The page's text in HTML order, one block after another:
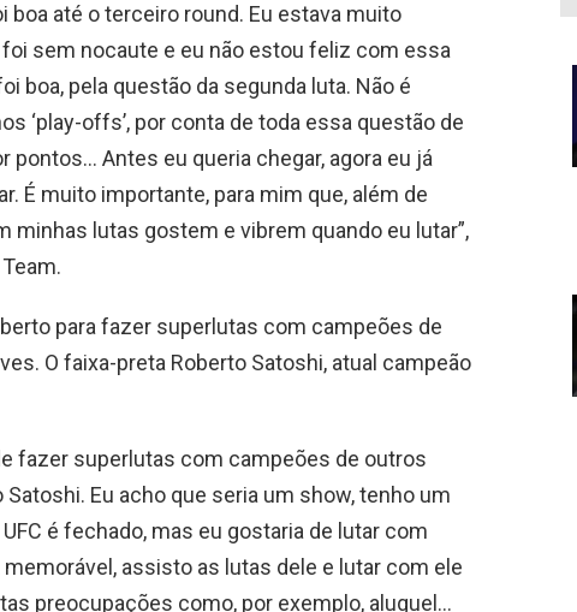
até o terceiro round. Eu estava muito
sem nocaute e eu não estou feliz com essa
boa, pela questão da segunda luta. Não é
‘play-offs’, por conta de toda essa questão de
pontos… Antes eu queria chegar, agora eu já
É muito importante, para mim que, além de
minhas lutas gostem e vibrem quando eu lutar”,
para fazer superlutas com campeões de
O faixa-preta Roberto Satoshi, atual campeão
fazer superlutas com campeões de outros
Eu acho que seria um show, tenho um
é fechado, mas eu gostaria de lutar com
assisto as lutas dele e lutar com ele
preocupações como, por exemplo, aluguel…